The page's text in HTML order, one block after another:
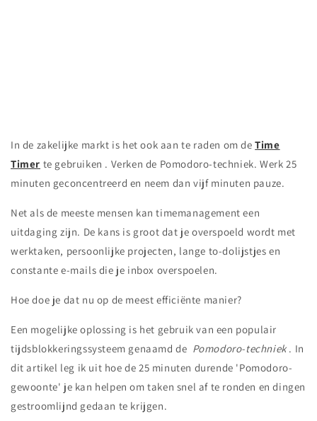
In de zakelijke markt is het ook aan te raden om deTime
Timer te gebruiken . Verken de Pomodoro-techniek. Werk 25
minuten geconcentreerd en neem dan vijf minuten pauze.
Net als de meeste mensen kan timemanagement een
uitdaging zijn. De kans is groot dat je overspoeld wordt met
werktaken, persoonlijke projecten, lange to-dolijstjes en
constante e-mails die je inbox overspoelen.
Hoe doe je dat nu op de meest efficiënte manier?
Een mogelijke oplossing is het gebruik van een populair
tijdsblokkeringssysteem genaamd de Pomodoro-techniek. In
dit artikel leg ik uit hoe de 25 minuten durende 'Pomodoro-
gewoonte' je kan helpen om taken snel af te ronden en dingen
gestroomlijnd gedaan te krijgen.